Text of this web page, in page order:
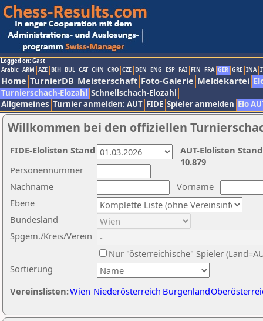
Logged on: Gast
Arabic ARM AZE BIH BUL CAT CHN CRO CZE DEN ENG ESP FAI FIN FRA GER GRE INA
Home TurnierDB Meisterschaft Foto-Galerie Meldekartei
Turnierschach-Elozahl Schnellschach-Elozahl
Allgemeines Turnier anmelden: AUT FIDE Spieler anmelden Elo
Willkommen bei den offiziellen
Nachname
Vorname
Ebene
Sortierung
Personennummer
Bundesland
Spgem./Kreis/Verein
Nur "österreichische" Spieler
Vereinslisten:Wien Niederösterreich Burgenland
AUT-Elolisten
10.879
FIDE-Elolisten Stand